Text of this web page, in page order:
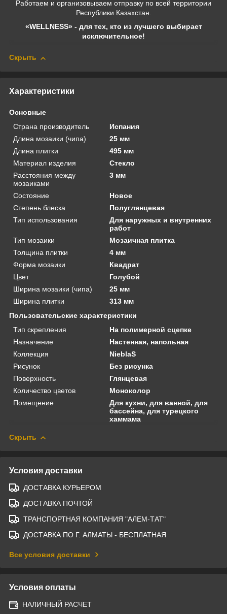
Работаем и организовываем отправку по всей территории
Республики Казахстан.
«WELLNESS» - для тех, кто из лучшего выбирает
исключительное!
Скрыть
Характеристики
Основные
Страна производитель
Испания
Длина мозаики (чипа)
25 мм
Длина плитки
495 мм
Материал изделия
Стекло
Расстояния между
мозаиками
3 мм
Состояние
Новое
Степень блеска
Полуглянцевая
Тип использования
Для наружных и внутренних
работ
Тип мозаики
Мозаичная плитка
Толщина плитки
4 мм
Форма мозаики
Квадрат
Цвет
Голубой
Ширина мозаики (чипа)
25 мм
Ширина плитки
313 мм
Пользовательские характеристики
Тип скрепления
На полимерной сцепке
Назначение
Настенная, напольная
Коллекция
NieblaS
Рисунок
Без рисунка
Поверхность
Глянцевая
Количество цветов
Моноколор
Помещение
Для кухни, для ванной, для
бассейна, для турецкого
хаммама
Скрыть
Условия доставки
ДОСТАВКА КУРЬЕРОМ
ДОСТАВКА ПОЧТОЙ
ТРАНСПОРТНАЯ КОМПАНИЯ "АЛЕМ-ТАТ"
ДОСТАВКА ПО Г. АЛМАТЫ - БЕСПЛАТНАЯ
Все условия доставки
Условия оплаты
НАЛИЧНЫЙ РАСЧЕТ